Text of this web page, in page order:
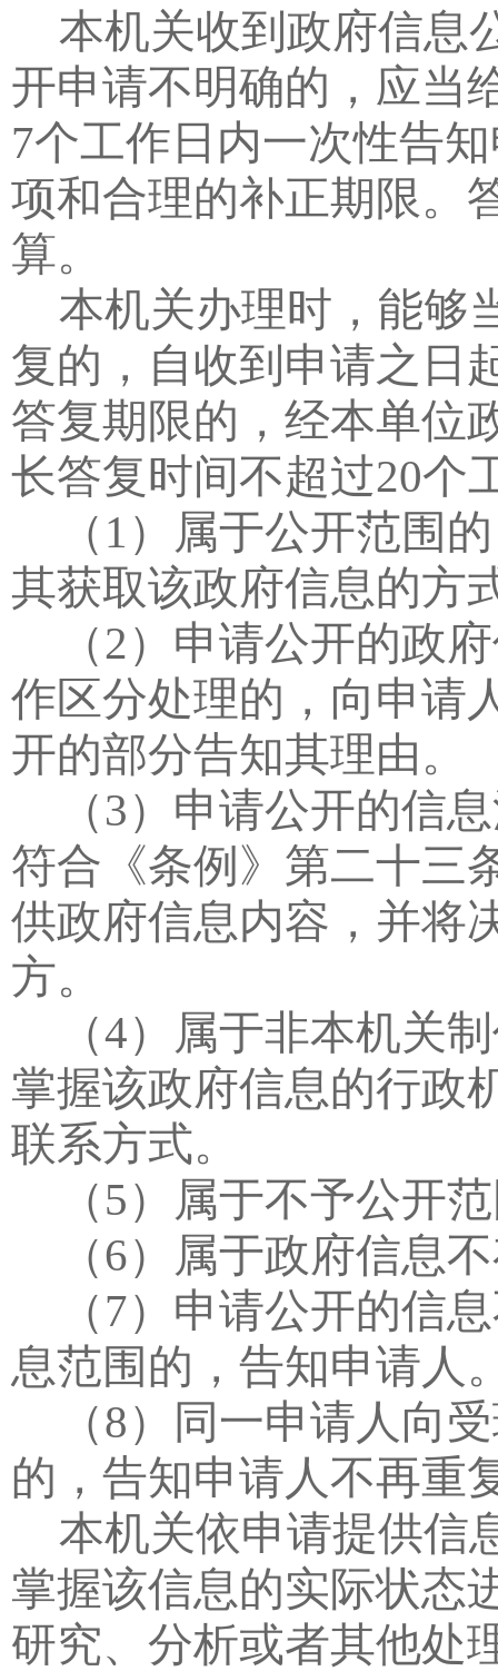
本机关收到政府信息
开申请不明确的，应当
7个工作日内一次性告
项和合理的补正期限。
算。
本机关办理时，能够
复的，自收到申请之日
答复期限的，经本单位
长答复时间不超过20个
（1 ）属于公开范围
其获取该政府信息的方
（2）申请公开的政
作区分处理的，向申请
开的部分告知其理由。
（3）申请公开的信
符合《条例》第二十三
供政府信息内容，并将
方。
（4）属于非本机关
掌握该政府信息的行政
联系方式。
（5）属于不予公开
（6）属于政府信息
（7）申请公开的信
息范围的，告知申请人
（8）同一申请人向
的，告知申请人不再重
本机关依申请提供信
掌握该信息的实际状态
研究、分析或者其他处